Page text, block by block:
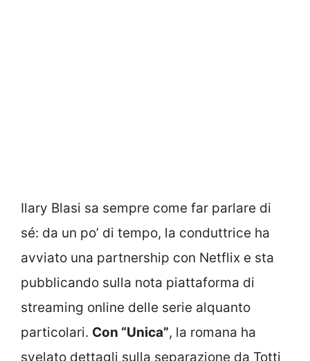
Ilary Blasi sa sempre come far parlare di
sé: da un po’ di tempo, la conduttrice ha
avviato una partnership con Netflix e sta
pubblicando sulla nota piattaforma di
streaming online delle serie alquanto
particolari. Con “Unica”, la romana ha
svelato dettagli sulla separazione da Totti